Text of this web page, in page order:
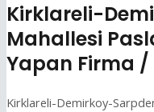
Kirklareli-
Mahallesi
Yapan Firma /
Kirklareli-Demirkoy-